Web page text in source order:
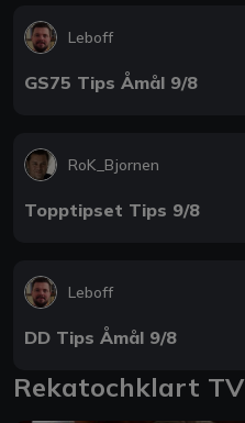
Leboff
GS75 Tips Åmål 9/8
RoK_Bjornen
Topptipset Tips 9/8
Leboff
DD Tips Åmål 9/8
Rekatochklart TV